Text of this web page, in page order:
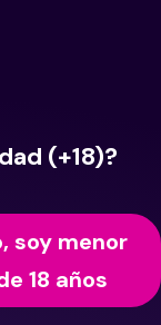
(+18)?
soy menor
18 años